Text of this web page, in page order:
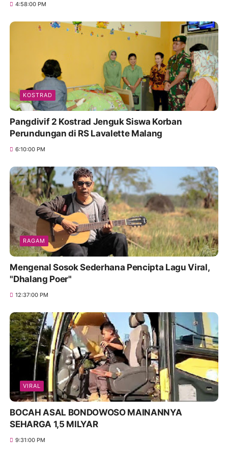
4:58:00 PM
KOSTRAD
Pangdivif 2 Kostrad Jenguk Siswa Korban
Perundungan di RS Lavalette Malang
6:10:00 PM
RAGAM
Mengenal Sosok Sederhana Pencipta Lagu Viral,
"Dhalang Poer"
12:37:00 PM
VIRAL
BOCAH ASAL BONDOWOSO MAINANNYA
SEHARGA 1,5 MILYAR
9:31:00 PM